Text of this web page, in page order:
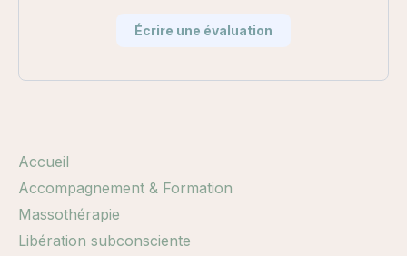
Écrire une évaluation
Accueil
Accompagnement & Formation
Massothérapie
Libération subconsciente